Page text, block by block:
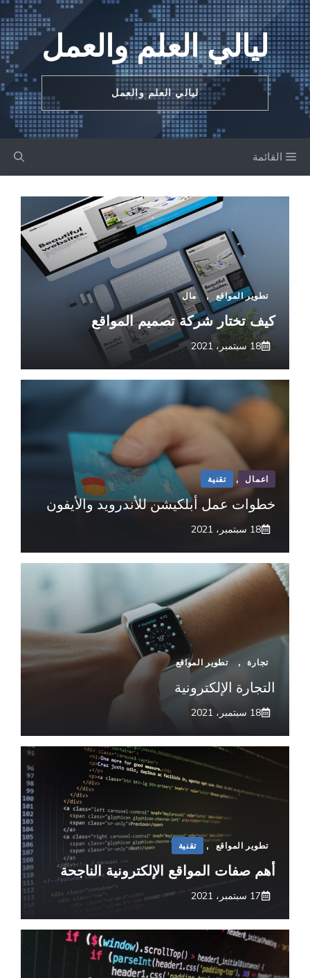
انتقل
إلى
المحتوى ليالي العلم والعمل
ليالي العلم والعمل
القائمة
تطوير المواقع , مال
كيف تختار شركة تصميمالمواقع
18 سبتمبر، 2021
اعمال , تقنية
خطوات عمل أبلكيشن للأندرويد والأيفون
18 سبتمبر، 2021
تجارة , تطوير المواقع
التجارة الإلكترونية
18 سبتمبر، 2021
تطوير المواقع , تقنية
أهم صفات المواقع الإلكترونية الناجحة
17 سبتمبر، 2021